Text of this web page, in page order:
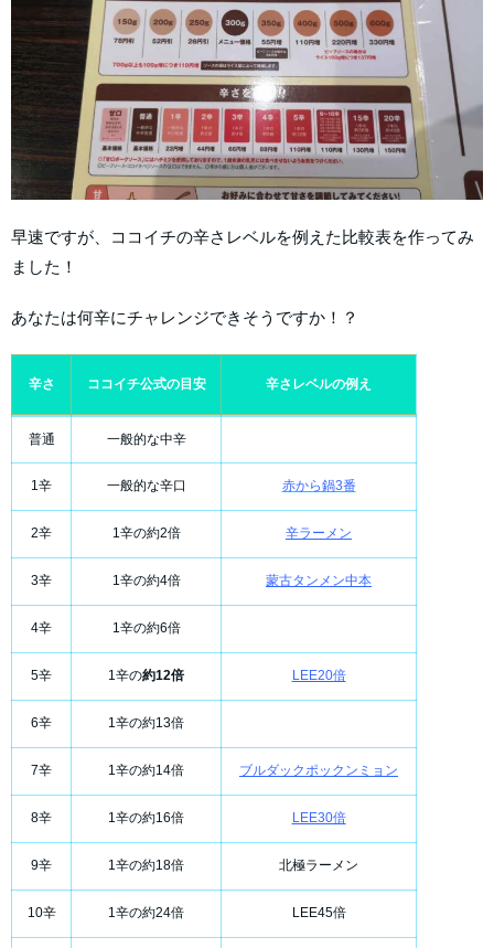
早速ですが、ココイチの辛さレベルを例えた比較表を作ってみ
ました！
あなたは何辛にチャレンジできそうですか！？
辛さ ココイチ公式の目安 辛さレベルの例え
普通 一般的な中辛
1辛 一般的な辛口 赤から鍋3番
2辛 1辛の約2倍 辛ラーメン
3辛 1辛の約4倍 蒙古タンメン中本
4辛 1辛の約6倍
5辛 1辛の約12倍 LEE20倍
6辛 1辛の約13倍
7辛 1辛の約14倍 ブルダックポックンミョン
8辛 1辛の約16倍 LEE30倍
9辛 1辛の約18倍 北極ラーメン
10辛 1辛の約24倍 LEE45倍